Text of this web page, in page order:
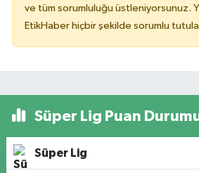
ve tüm sorumluluğu üstleniyorsunuz.
EtikHaber hiçbir şekilde sorumlu
Süper Lig Puan
Süper Lig